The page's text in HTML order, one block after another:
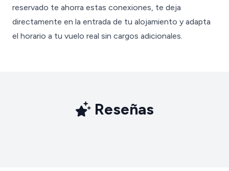
reservado te ahorra estas conexiones, te deja
directamente en la entrada de tu alojamiento y adapta
el horario a tu vuelo real sin cargos adicionales.
Reseñas